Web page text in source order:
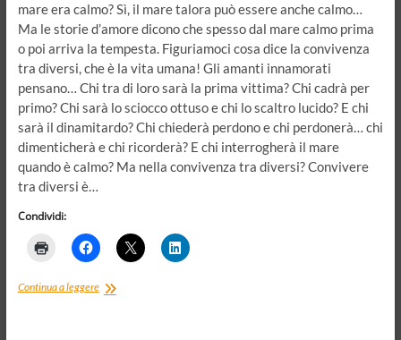
mare era calmo? Sì, il mare talora può essere anche calmo…
Ma le storie d’amore dicono che spesso dal mare calmo prima
o poi arriva la tempesta. Figuriamoci cosa dice la convivenza
tra diversi, che è la vita umana! Gli amanti innamorati
pensano… Chi tra di loro sarà la prima vittima? Chi cadrà per
primo? Chi sarà lo sciocco ottuso e chi lo scaltro lucido? E chi
sarà il dinamitardo? Chi chiederà perdono e chi perdonerà… chi
dimenticherà e chi ricorderà? E chi interrogherà il mare
quando è calmo? Ma nella convivenza tra diversi? Convivere
tra diversi è…
Condividi:
Continua a leggereParlare